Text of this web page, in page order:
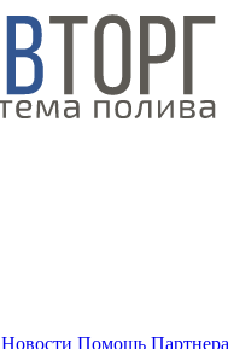
Новости Помощь